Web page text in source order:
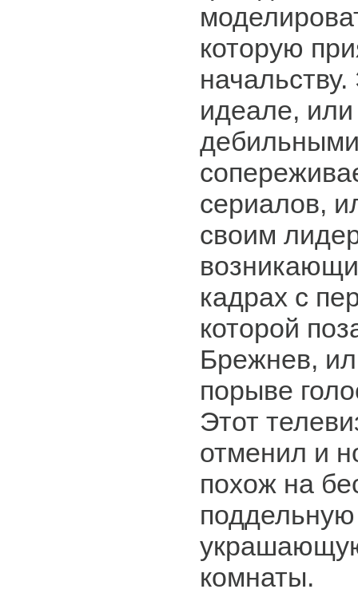
которую
идеале,
сериалов,
своим
кадрах с
которой
Брежнев,
порыве
Этот
отменил и
похож на
поддельную
комнаты.